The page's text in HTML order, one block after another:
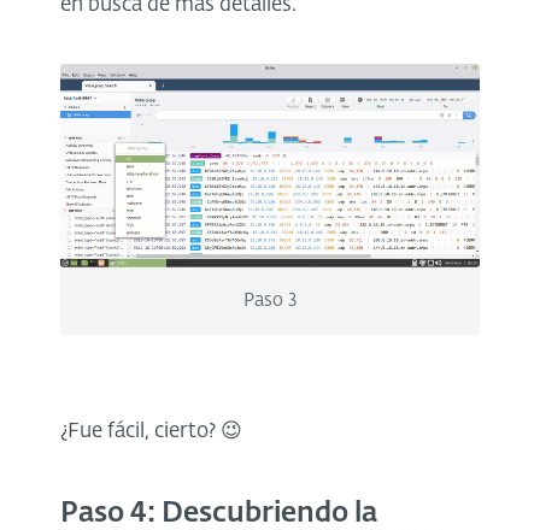
en busca de más detalles.
Paso 3
¿Fue fácil, cierto? 😉
Paso 4: Descubriendo la